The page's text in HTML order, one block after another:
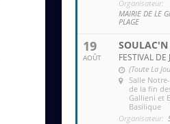
Organisateur:
MAIRIE DE LE
PLAGE
19
AOÛT
SOULAC'N
FESTIVAL DE
(Toute La
Salle
de la fin
Gallieni et
Basilique
Organisateur: